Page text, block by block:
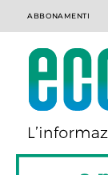
ABBONAMENTI